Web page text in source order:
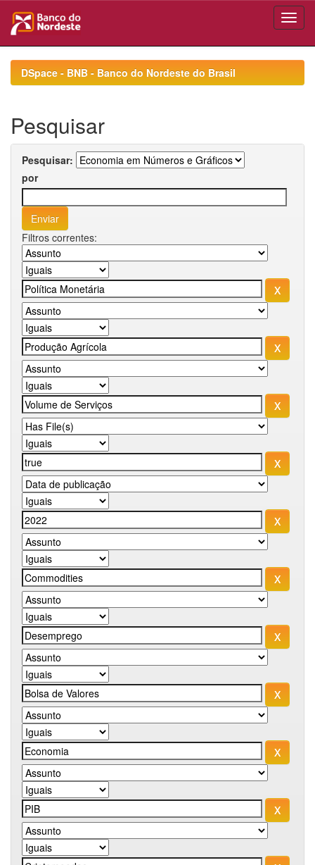
navigationDSpace - BNB - Banco do Nordeste do Brasil
Pesquisar
Pesquisar:
por
Filtros correntes: